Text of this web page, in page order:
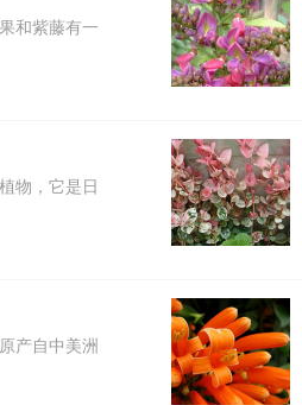
和紫藤有一
物，它是日
产自中美洲